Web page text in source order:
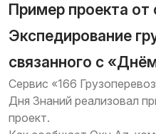
Пример проекта от
Экспедирование
связанного с
Сервис «166
Дня Знаний реализовал
проект.